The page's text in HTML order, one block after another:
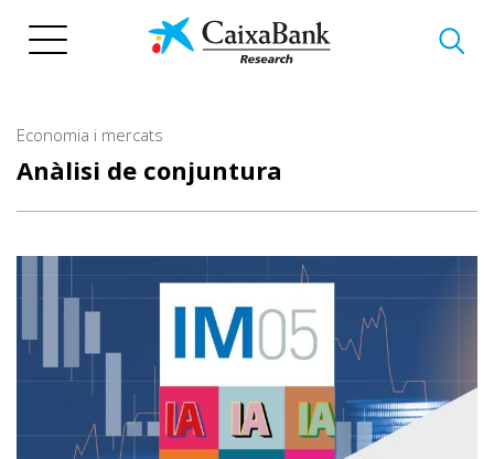
Economia i mercats
Anàlisi de conjuntura